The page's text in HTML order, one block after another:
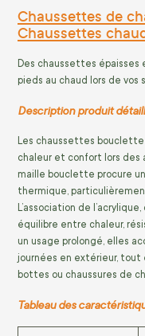
Chaussettes de
Chaussettes
Des chaussettes épaisses
pieds au chaud lors de vos
Description produit
Les chaussettes
chaleur et confort lors des
maille bouclette procure
thermique,
L’association de
équilibre entre chaleur,
un usage prolongé, elles
journées en extérieur, tout
bottes ou chaussures de
Tableau des